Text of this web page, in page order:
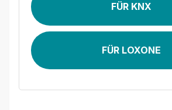
FÜR KNX
FÜR LOXONE